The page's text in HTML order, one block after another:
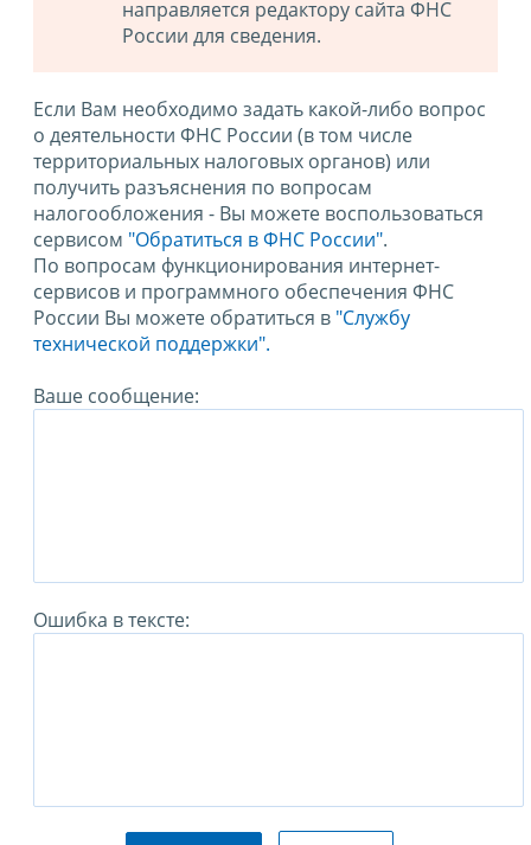
направляется редактору сайта ФНС
России для сведения.
Если Вам необходимо задать какой-либо вопрос
о деятельности ФНС России (в том числе
территориальных налоговых органов) или
получить разъяснения по вопросам
налогообложения - Вы можете воспользоваться
сервисом "Обратиться в ФНС России".
По вопросам функционирования интернет-
сервисов и программного обеспечения ФНС
России Вы можете обратиться в "Службу
технической поддержки".
Ваше сообщение:
Ошибка в тексте: